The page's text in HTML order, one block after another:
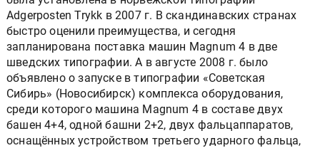
Adgerposten Trykk в 2007 г. В cкандинавских странах
быстро оценили преимущества, и сегодня
запланирована поставка машин Magnum 4 в две
шведских типографии. А в августе 2008 г. было
объявлено о запуске в типографии «Советская
Сибирь» (Новосибирск) комплекса оборудования,
среди которого машина Magnum 4 в составе двух
башен 4+4, одной башни 2+2, двух фальцаппаратов,
оснащённых устройством третьего ударного фальца,